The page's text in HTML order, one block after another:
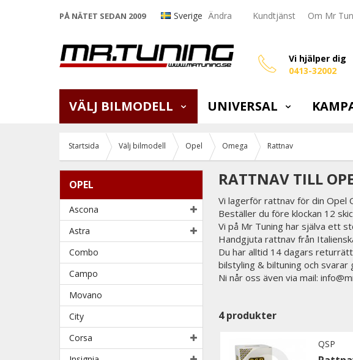
PÅ NÄTET SEDAN 2009 Sverige Ändra Kundtjänst Om Mr
Vi hjälper dig
0413-32002
VÄLJ BILMODELL UNIVERSAL
Startsida Välj bilmodell Opel Omega Rattnav
OPEL
Ascona
Astra
Combo
Campo
Movano
City
Corsa
RATTNAV TILL
Vi lagerför rattnav för din Opel
Beställer du före klockan 12
Vi på Mr Tuning har själva ett
Handgjuta rattnav från
Du har alltid 14 dagars
bilstyling & biltuning och svarar
Ni når oss även via mail:
4produkter
QSP